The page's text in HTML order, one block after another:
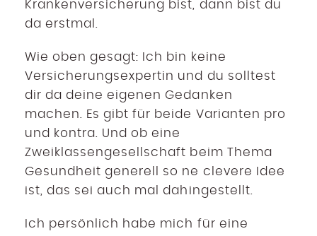
Krankenversicherung bist, dann bist du
da erstmal.
Wie oben gesagt: Ich bin keine
Versicherungsexpertin und du solltest
dir da deine eigenen Gedanken
machen. Es gibt für beide Varianten pro
und kontra. Und ob eine
Zweiklassengesellschaft beim Thema
Gesundheit generell so ne clevere Idee
ist, das sei auch mal dahingestellt.
Ich persönlich habe mich für eine